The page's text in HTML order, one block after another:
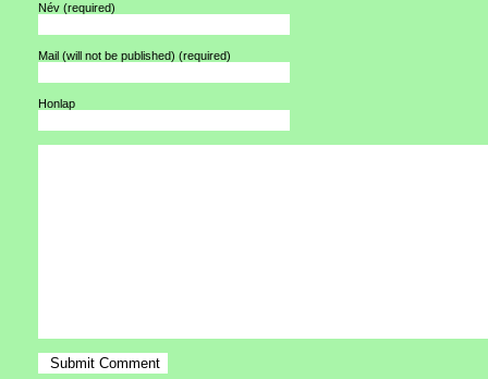
Név (required)
Mail (will not be published) (required)
Honlap